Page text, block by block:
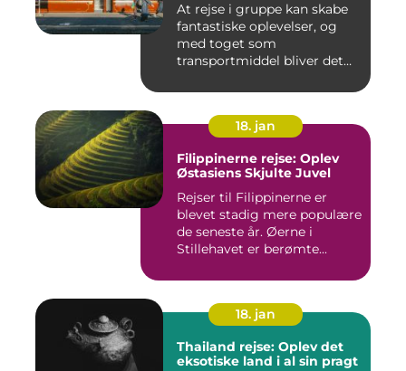
At rejse i gruppe kan skabe
fantastiske oplevelser, og
med toget som
transportmiddel bliver det
18. jan
Filippinerne rejse: Oplev
Østasiens Skjulte Juvel
Rejser til Filippinerne er
blevet stadig mere populære
de seneste år. Øerne i
Stillehavet er berømte...
18. jan
Thailand rejse: Oplev det
eksotiske land i al sin pragt